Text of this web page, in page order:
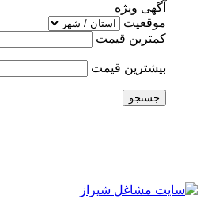
آگهی ویژه
موقعیت
کمترین قیمت
بیشترین قیمت
جستجو